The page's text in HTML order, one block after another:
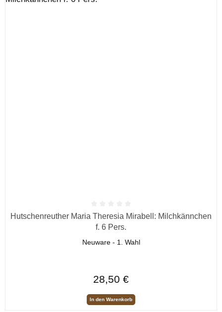
Durchschnittliche Bewertung von 0 von 5 Sternen
Hutschenreuther Maria Theresia Mirabell: Milchkännchen
f. 6 Pers.
Neuware - 1. Wahl
28,50 €
In den Warenkorb